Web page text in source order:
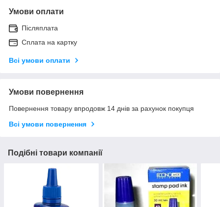
Умови оплати
Післяплата
Сплата на картку
Всі умови оплати
Умови повернення
Повернення товару впродовж 14 днів за рахунок покупця
Всі умови повернення
Подібні товари компанії